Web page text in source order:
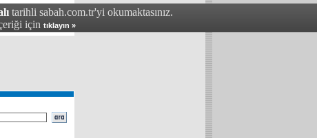
tarihli sabah.com.tr'yi okumaktasınız.
için tıklayın »